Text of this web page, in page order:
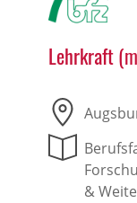
Lehrkraft
&